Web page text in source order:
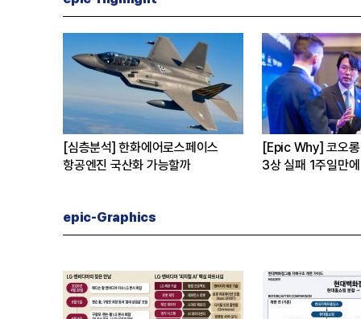
[심층분석] 한화에어로스페이스
항공엔진 국산화 가능할까
[Epic Why] 코오
3상 실패 1주일만
epic-Graphics